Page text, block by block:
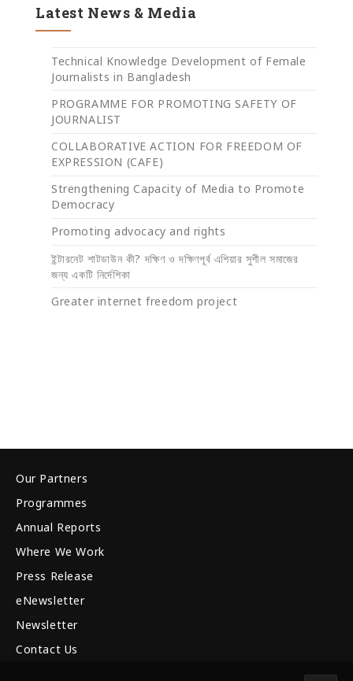
Latest News & Media
Technical Knowledge Development of Female
Journalists in Bangladesh
PROGRAMME FOR PROMOTING SAFETY OF
JOURNALIST
COLLABORATIVE ACTION FOR FREEDOM OF
EXPRESSION (CAFE)
Strengthening Capacity of Media to Promote
Democracy
Promoting advocacy and rights
ইন্টারনেট শাটডাউন কী? দক্ষিণ ও দক্ষিণপূর্ব এশিয়ার সুশীল সমাজের
জন্য একটি নির্দেশিকা
Greater internet freedom project
Our Partners
Programmes
Annual Reports
Where We Work
Press Release
eNewsletter
Newsletter
Contact Us